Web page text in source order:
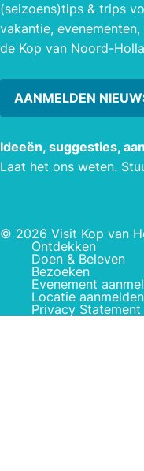
(seizoens)tips & trips
vakantie,
de Kop van Noord-
AANMELDEN
Ideeën, suggesties,
Laat het ons weten.
© 2026 Visit Kop van
Ontdekken
Doen & Beleven
Bezoeken
Evenement
Locatie aanmelden
Privacy Statement